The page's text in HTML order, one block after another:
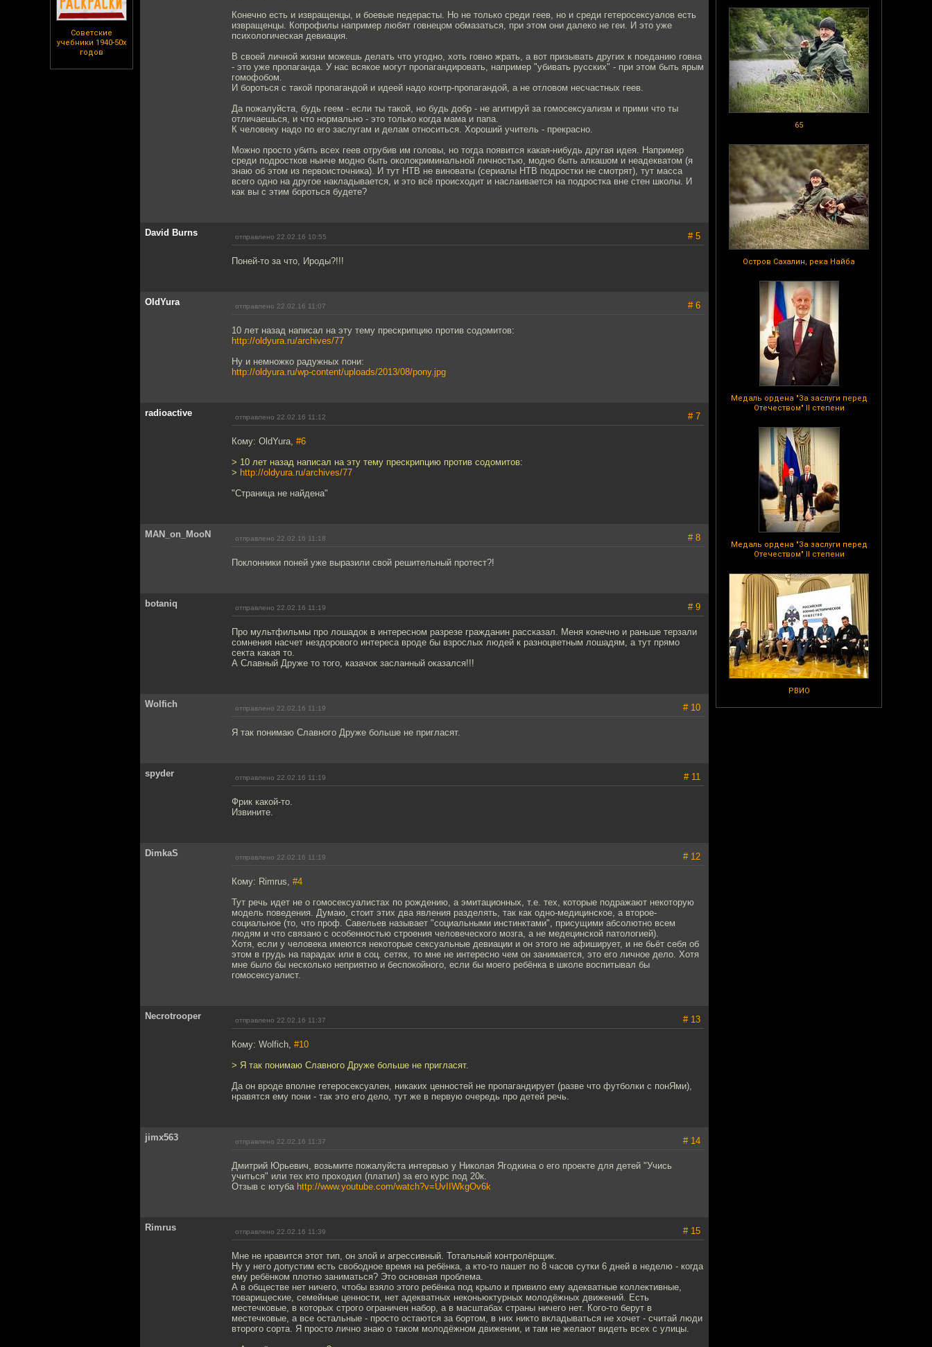
Советские
учебники 1940-50х
годов
65
Остров Сахалин, река Найба
Медаль ордена "За заслуги перед
Отечеством" II степени
Медаль ордена "За заслуги перед
Отечеством" II степени
РВИО
Конечно есть и извращенцы, и боевые педерасты. Но не только среди геев, но и среди гетеросексуалов есть
извращенцы. Копрофилы например любят говнецом обмазаться, при этом они далеко не геи. И это уже
психологическая девиация.
В своей личной жизни можешь делать что угодно, хоть говно жрать, а вот призывать других к поеданию говна
- это уже пропаганда. У нас всякое могут пропагандировать, например "убивать русских" - при этом быть ярым
гомофобом.
И бороться с такой пропагандой и идеей надо контр-пропагандой, а не отловом несчастных геев.
Да пожалуйста, будь геем - если ты такой, но будь добр - не агитируй за гомосексуализм и прими что ты
отличаешься, и что нормально - это только когда мама и папа.
К человеку надо по его заслугам и делам относиться. Хороший учитель - прекрасно.
Можно просто убить всех геев отрубив им головы, но тогда появится какая-нибудь другая идея. Например
среди подростков нынче модно быть околокриминальной личностью, модно быть алкашом и неадекватом (я
знаю об этом из первоисточника). И тут НТВ не виноваты (сериалы НТВ подростки не смотрят), тут масса
всего одно на другое накладывается, и это всё происходит и наслаивается на подростка вне стен школы. И
как вы с этим бороться будете?
David Burns отправлено 22.02.16 10:55 # 5
Поней-то за что, Ироды?!!!
OldYura отправлено 22.02.16 11:07 # 6
10 лет назад написал на эту тему прескрипцию против содомитов:
http://oldyura.ru/archives/77
Ну и немножко радужных пони:
http://oldyura.ru/wp-content/uploads/2013/08/pony.jpg
radioactive отправлено 22.02.16 11:12 # 7
Кому: OldYura, #6
> 10 лет назад написал на эту тему прескрипцию против содомитов:
> http://oldyura.ru/archives/77
"Страница не найдена"
MAN_on_MooN отправлено 22.02.16 11:18 # 8
Поклонники поней уже выразили свой решительный протест?!
botaniq отправлено 22.02.16 11:19 # 9
Про мультфильмы про лошадок в интересном разрезе гражданин рассказал. Меня конечно и раньше терзали
сомнения насчет нездорового интереса вроде бы взрослых людей к разноцветным лошадям, а тут прямо
секта какая то.
А Славный Друже то того, казачок засланный оказался!!!
Wolfich отправлено 22.02.16 11:19 # 10
Я так понимаю Славного Друже больше не пригласят.
spyder отправлено 22.02.16 11:19 # 11
Фрик какой-то.
Извините.
DimkaS отправлено 22.02.16 11:19 # 12
Кому: Rimrus, #4
Тут речь идет не о гомосексуалистах по рождению, а эмитационных, т.е. тех, которые подражают некоторую
модель поведения. Думаю, стоит этих два явления разделять, так как одно-медицинское, а второе-
социальное (то, что проф. Савельев называет "социальными инстинктами", присущими абсолютно всем
людям и что связано с особенностью строения человеческого мозга, а не медецинской патологией).
Хотя, если у человека имеются некоторые сексуальные девиации и он этого не афиширует, и не бьёт себя об
этом в грудь на парадах или в соц. сетях, то мне не интересно чем он занимается, это его личное дело. Хотя
мне было бы несколько неприятно и беспокойного, если бы моего ребёнка в школе воспитывал бы
гомосексуалист.
Necrotrooper отправлено 22.02.16 11:37 # 13
Кому: Wolfich, #10
> Я так понимаю Славного Друже больше не пригласят.
Да он вроде вполне гетеросексуален, никаких ценностей не пропагандирует (разве что футболки с понЯми),
нравятся ему пони - так это его дело, тут же в первую очередь про детей речь.
jimx563 отправлено 22.02.16 11:37 # 14
Дмитрий Юрьевич, возьмите пожалуйста интервью у Николая Ягодкина о его проекте для детей "Учись
учиться" или тех кто проходил (платил) за его курс под 20к.
Отзыв с ютуба http://www.youtube.com/watch?v=UvIIWkgOv6k
Rimrus отправлено 22.02.16 11:39 # 15
Мне не нравится этот тип, он злой и агрессивный. Тотальный контролёрщик.
Ну у него допустим есть свободное время на ребёнка, а кто-то пашет по 8 часов сутки 6 дней в неделю - когда
ему ребёнком плотно заниматься? Это основная проблема.
А в обществе нет ничего, чтобы взяло этого ребёнка под крыло и привило ему адекватные коллективные,
товарищеские, семейные ценности, нет адекватных неконьюктурных молодёжных движений. Есть
местечковые, в которых строго ограничен набор, а в масштабах страны ничего нет. Кого-то берут в
местечковые, а все остальные - просто остаются за бортом, в них никто вкладываться не хочет - считай люди
второго сорта. Я просто лично знаю о таком молодёжном движении, и там не желают видеть всех с улицы.